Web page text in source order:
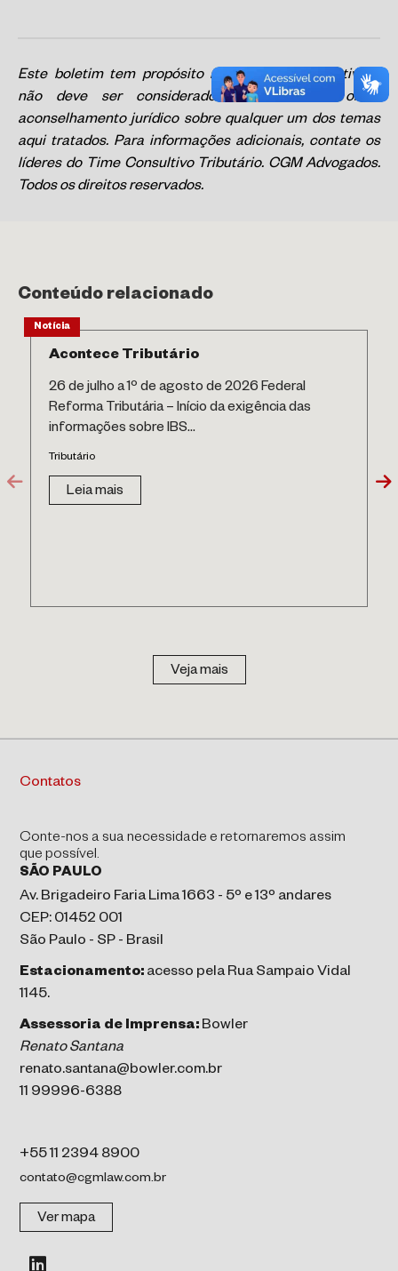
Este boletim tem propósito meramente informativo e
não deve ser considerado a fim de se obter
aconselhamento jurídico sobre qualquer um dos temas
aqui tratados. Para informações adicionais, contate os
líderes do Time Consultivo Tributário. CGM Advogados.
Todos os direitos reservados.
Conteúdo relacionado
Notícia
Acontece Tributário
26 de julho a 1º de agosto de 2026 Federal
Reforma Tributária – Início da exigência das
informações sobre IBS...
Tributário
Leia mais
Veja mais
Contatos
Conte-nos a sua necessidade e retornaremos assim
que possível.
SÃO PAULO
Av. Brigadeiro Faria Lima 1663 - 5º e 13º andares
CEP: 01452 001
São Paulo - SP - Brasil
Estacionamento: acesso pela Rua Sampaio Vidal
1145.
Assessoria de Imprensa: Bowler
Renato Santana
renato.santana@bowler.com.br
11 99996-6388
+55 11 2394 8900
contato@cgmlaw.com.br
Ver mapa